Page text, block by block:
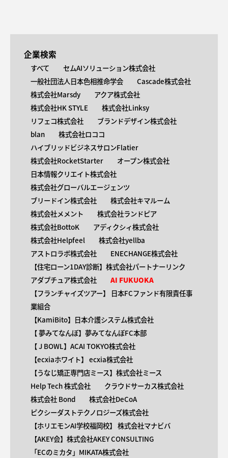
企業検索
すべて
セムAIソリューション株式会社
一般社団法人日本色相推命学会
Cascade株式会社
株式会社Marsdy
アクア株式会社
株式会社HK STYLE
株式会社Linksy
リフェコ株式会社
ブランドデザイン株式会社
blan
株式会社ロココ
ハイブリッドビジネスサロンFlatier
株式会社RocketStarter
オープン株式会社
日本情報クリエイト株式会社
株式会社グローバルエージェンツ
ブリードイン株式会社
株式会社キマルーム
株式会社メメント
株式会社ランドピア
株式会社BottoK
アディクシィ株式会社
株式会社Helpfeel
株式会社yellba
アストロラボ株式会社
ENECHANGE株式会社
【住宅ローン1DAY診断】株式会社パートナーリンク
アダプチュア株式会社
AI FUKUOKA
【​フランチャイズツアー】 日本FCファンド有限責任事
業組合
【KamiBito​】日本介護システム株式会社
【 ​夢みてなんぼ】夢みてなんぼFC本部
【 ​J BOWL】ACAI TOKYO株式会社
【​ecxiaホワイト】 ecxia株式会社
【​うなじ矯正専門店ミース】株式会社ミース
Help Tech 株式会社
クラウドサーカス株式会社
株式会社 Bond
株式会社DeCoA
ピクシーダストテクノロジーズ株式会社
【ホリエモンAI学校福岡校】 株式会社マナビバ
【AKEY会】株式会社AKEY CONSULTING
「ECのミカタ」MIKATA株式会社